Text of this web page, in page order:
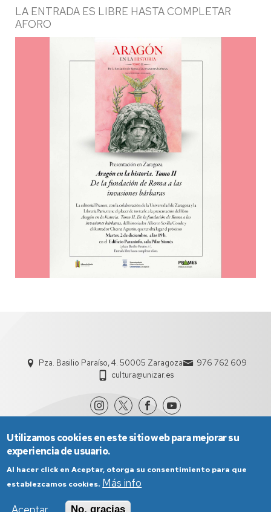
LA ENTRADA ES LIBRE HASTA COMPLETAR
AFORO
Pza. Basilio Paraíso, 4. 50005 Zaragoza
976 762 609
cultura@unizar.es
Utilizamos cookies en este sitio web para mejorar su
experiencia de usuario.
Al hacer click en Aceptar, otorga su consentimiento para que
establezcamos cookies. Más info
No, gracias